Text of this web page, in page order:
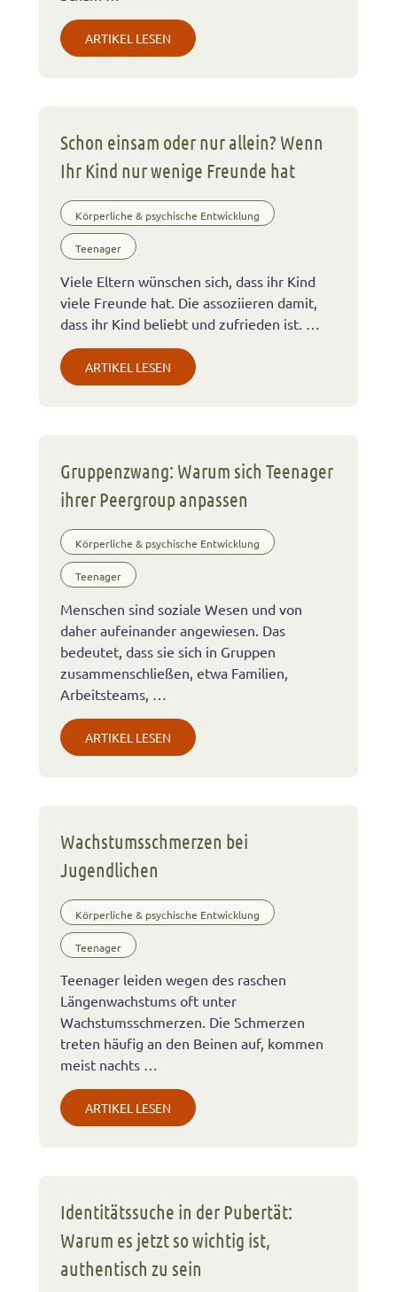
ARTIKEL LESEN
Schon einsam oder nur allein? Wenn
Ihr Kind nur wenige Freunde hat
Körperliche & psychische Entwicklung
Teenager
Viele Eltern wünschen sich, dass ihr Kind
viele Freunde hat. Die assoziieren damit,
dass ihr Kind beliebt und zufrieden ist. …
ARTIKEL LESEN
Gruppenzwang: Warum sich Teenager
ihrer Peergroup anpassen
Körperliche & psychische Entwicklung
Teenager
Menschen sind soziale Wesen und von
daher aufeinander angewiesen. Das
bedeutet, dass sie sich in Gruppen
zusammenschließen, etwa Familien,
Arbeitsteams, …
ARTIKEL LESEN
Wachstumsschmerzen bei
Jugendlichen
Körperliche & psychische Entwicklung
Teenager
Teenager leiden wegen des raschen
Längenwachstums oft unter
Wachstumsschmerzen. Die Schmerzen
treten häufig an den Beinen auf, kommen
meist nachts …
ARTIKEL LESEN
Identitätssuche in der Pubertät:
Warum es jetzt so wichtig ist,
authentisch zu sein